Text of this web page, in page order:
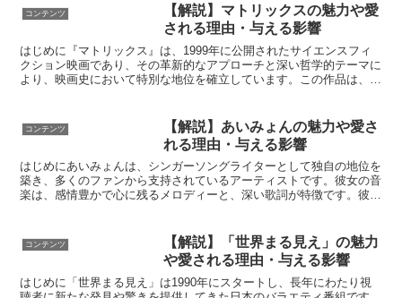
コンテンツ
【解説】マトリックスの魅力や愛
される理由・与える影響
はじめに『マトリックス』は、1999年に公開されたサイエンスフィ
クション映画であり、その革新的なアプローチと深い哲学的テーマに
より、映画史において特別な地位を確立しています。この作品は、サ
コンテンツ
【解説】あいみょんの魅力や愛さ
れる理由・与える影響
はじめにあいみょんは、シンガーソングライターとして独自の地位を
築き、多くのファンから支持されているアーティストです。彼女の音
楽は、感情豊かで心に残るメロディーと、深い歌詞が特徴です。彼女
コンテンツ
【解説】「世界まる見え」の魅力
や愛される理由・与える影響
はじめに「世界まる見え」は1990年にスタートし、長年にわたり視